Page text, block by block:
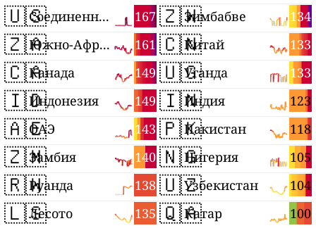
🇺🇸 167
Соединенные Штаты
🇿🇦 161
Южно-Африканская Республика
🇨🇦 149
Канада
🇮🇩 149
Индонезия
🇦🇪 143
ОАЭ
🇿🇲 140
Замбия
🇷🇼 138
Руанда
🇱🇸 135
Лесото
🇿🇼 134
Зимбабве
🇨🇳 133
Китай
🇺🇬 133
Уганда
🇮🇳 123
Индия
🇵🇰 118
Пакистан
🇳🇬 105
Нигерия
🇺🇿 104
Узбекистан
🇶🇦 100
Катар